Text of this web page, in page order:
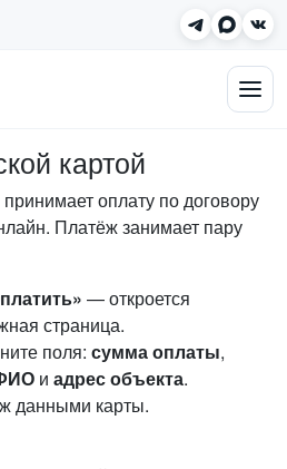
картой
оплату по договору
Платёж занимает пару
— откроется
страница.
поля: сумма оплаты,
и адрес объекта.
данными карты.